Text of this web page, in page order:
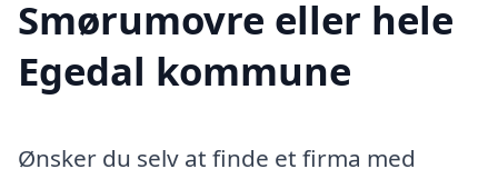
Smørumovre eller hele
Egedal kommune
Ønsker du selv at finde et firma med